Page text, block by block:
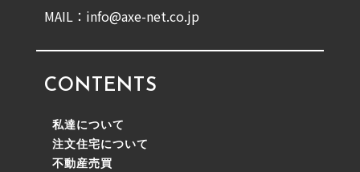
MAIL：info@axe-net.co.jp
CONTENTS
私達について
注文住宅について
不動産売買